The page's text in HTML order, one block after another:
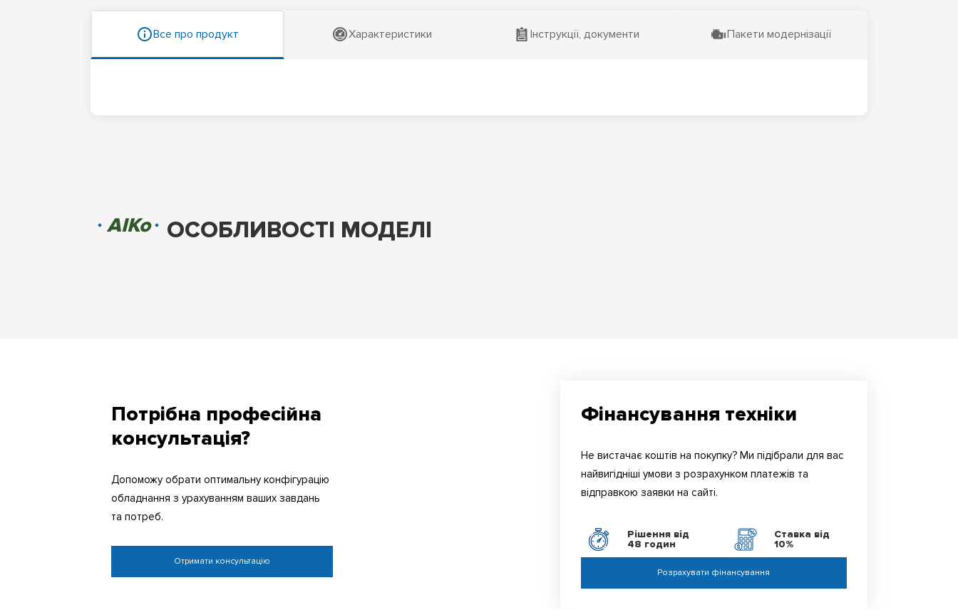
Все про продукт Характеристики Інструкції, документи Пакети модернізації
AIKo ОСОБЛИВОСТІ МОДЕЛІ
Потрібна професійна
консультація?
Допоможу обрати оптимальну конфігурацію
обладнання з урахуванням ваших завдань
та потреб.
Отримати консультацію
Фінансування техніки
Не вистачає коштів на покупку? Ми підібрали для вас
найвигідніші умови з розрахунком платежів та
відправкою заявки на сайті.
Рішення від
48 годин
Ставка від
10%
Розрахувати фінансування